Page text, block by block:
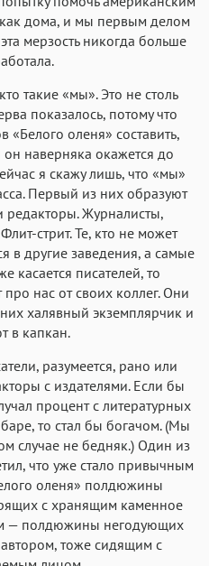
как дома, и мы первым делом
мерзость никогда больше
такие «мы». Это не столь
показалось, потому что
«Белого оленя» составить,
наверняка окажется до
я скажу лишь, что «мы»
Первый из них образуют
редакторы. Журналисты,
стрит. Те, кто не может
в другие заведения, а самые
касается писателей, то
нас от своих коллег. Они
халявный экземплярчик и
в капкан.
разумеется, рано или
с издателями. Если бы
процент с литературных
то стал бы богачом. (Мы
случае не бедняк.) Один из
что уже стало привычным
оленя» полдюжины
с хранящим каменное
— полдюжины негодующих
тоже сидящим с